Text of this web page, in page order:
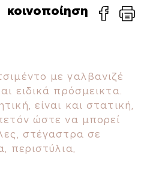
κοινοποίηση
με γαλβανιζέ
ειδικά πρόσμεικτα.
είναι και στατική,
ώστε να μπορεί
στέγαστρα σε
περιστύλια,